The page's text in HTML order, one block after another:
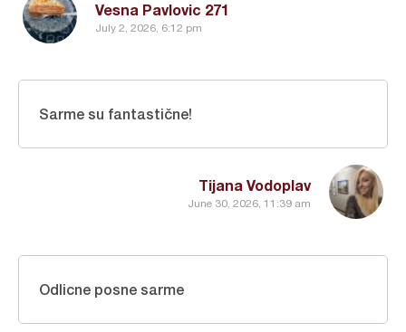
Vesna Pavlovic 271
July 2, 2026, 6:12 pm
Tijana Vodoplav
June 30, 2026, 11:39 am
Sarme su fantastične!
Odlicne posne sarme